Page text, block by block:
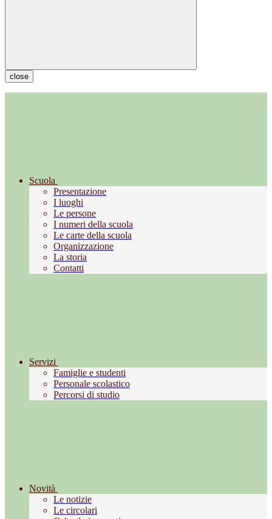
close
Scuola
Presentazione
I luoghi
Le persone
I numeri della scuola
Le carte della scuola
Organizzazione
La storia
Contatti
Servizi
Famiglie e studenti
Personale scolastico
Percorsi di studio
Novità
Le notizie
Le circolari